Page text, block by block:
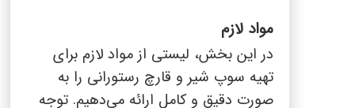
مواد لازم
در این بخش، لیستی از مواد لازم برای
تهیه سوپ شیر و قارچ رستورانی را به
صورت دقیق و کامل ارائه می‌دهیم. توجه